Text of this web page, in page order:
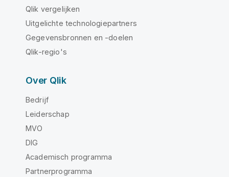
Qlik vergelijken
Uitgelichte technologiepartners
Gegevensbronnen en -doelen
Qlik-regio's
Over Qlik
Bedrijf
Leiderschap
MVO
DIG
Academisch programma
Partnerprogramma